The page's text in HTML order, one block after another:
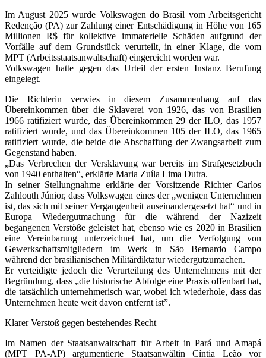
Im August 2025 wurde Volkswagen do Brasil vom Arbeitsgericht
Redenção (PA) zur Zahlung einer Entschädigung in Höhe von 165
Millionen R$ für kollektive immaterielle Schäden aufgrund der
Vorfälle auf dem Grundstück verurteilt, in einer Klage, die vom
MPT (Arbeitsstaatsanwaltschaft) eingereicht worden war.
Volkswagen hatte gegen das Urteil der ersten Instanz Berufung
eingelegt.
Die Richterin verwies in diesem Zusammenhang auf das
Übereinkommen über die Sklaverei von 1926, das von Brasilien
1966 ratifiziert wurde, das Übereinkommen 29 der ILO, das 1957
ratifiziert wurde, und das Übereinkommen 105 der ILO, das 1965
ratifiziert wurde, die beide die Abschaffung der Zwangsarbeit zum
Gegenstand haben.
„Das Verbrechen der Versklavung war bereits im Strafgesetzbuch
von 1940 enthalten“, erklärte Maria Zuíla Lima Dutra.
In seiner Stellungnahme erklärte der Vorsitzende Richter Carlos
Zahlouth Júnior, dass Volkswagen eines der „wenigen Unternehmen
ist, das sich mit seiner Vergangenheit auseinandergesetzt hat“ und in
Europa Wiedergutmachung für die während der Nazizeit
begangenen Verstöße geleistet hat, ebenso wie es 2020 in Brasilien
eine Vereinbarung unterzeichnet hat, um die Verfolgung von
Gewerkschaftsmitgliedern im Werk in São Bernardo Campo
während der brasilianischen Militärdiktatur wiedergutzumachen.
Er verteidigte jedoch die Verurteilung des Unternehmens mit der
Begründung, dass „die historische Abfolge eine Praxis offenbart hat,
die tatsächlich unternehmerisch war, wobei ich wiederhole, dass das
Unternehmen heute weit davon entfernt ist”.
Klarer Verstoß gegen bestehendes Recht
Im Namen der Staatsanwaltschaft für Arbeit in Pará und Amapá
(MPT PA-AP) argumentierte Staatsanwältin Cíntia Leão vor